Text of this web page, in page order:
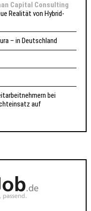
Capital Consulting
Realität von Hybrid-
– in Deutschland
bei
auf